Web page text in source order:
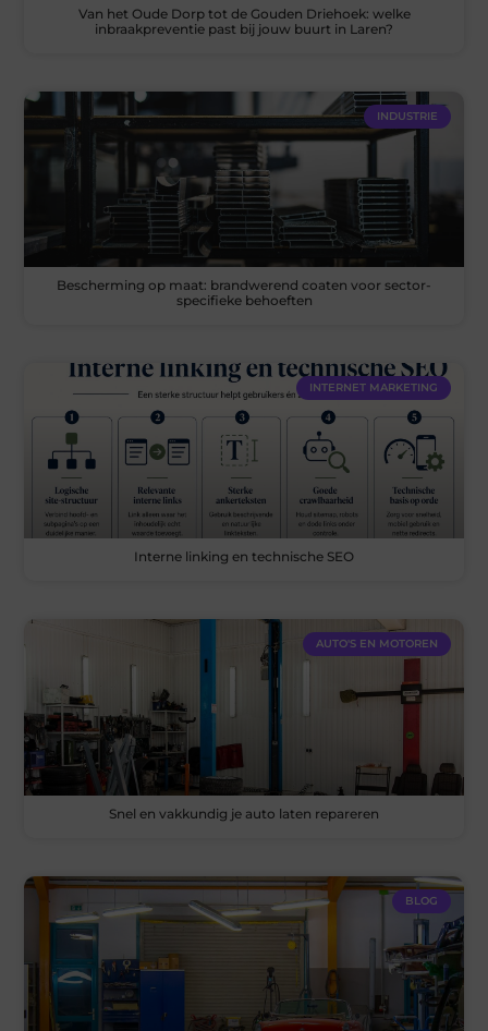
Van het Oude Dorp tot de Gouden Driehoek: welke
inbraakpreventie past bij jouw buurt in Laren?
INDUSTRIE
Bescherming op maat: brandwerend coaten voor sector-
specifieke behoeften
INTERNET MARKETING
Interne linking en technische SEO
AUTO'S EN MOTOREN
Snel en vakkundig je auto laten repareren
BLOG